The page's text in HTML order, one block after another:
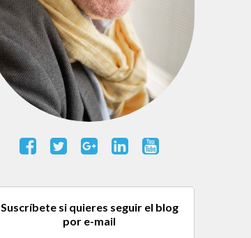
Suscríbete si quieres seguir el blog
por e-mail